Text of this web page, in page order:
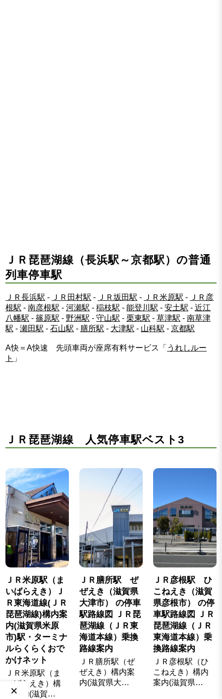
ＪＲ琵琶湖線（長浜駅～京都駅）の普通
列車停車駅
ＪＲ長浜駅 - ＪＲ田村駅 - ＪＲ坂田駅 - ＪＲ米原駅 -
ＪＲ彦
根駅 -南彦根駅 -河瀬駅 -稲枝駅 -能登川駅 -安土駅 -近江
八幡駅 -篠原駅 - 野洲駅 -守山駅 -栗東駅 -草津駅 -南草津
駅 -瀬田駅 -石山駅 - 膳所駅 - 大津駅 - 山科駅 -京都駅
A快＝A快速 先頭車両が座席有料サービス「 うれしルー
ト 」
ＪＲ琵琶湖線 人気停車駅ベスト3
ＪＲ米原駅（ま
いばらえき）Ｊ
Ｒ東海道線(ＪＲ
琵琶湖線)構内案
内(滋賀県米原
市)駅・ターミナ
ルらくらくおで
かけネット
ＪＲ米原駅（ま
いばらえき）構
内案内(滋賀…
ＪＲ膳所駅 ぜ
ぜえき（滋賀県
大津市） の停車
駅路線図 ＪＲ琵
琶湖線（ＪＲ東
海道本線）乗換
路線案内
ＪＲ膳所駅（ぜ
ぜえき）構内案
内(滋賀県大…
ＪＲ彦根駅 ひ
こねえき（滋賀
県彦根市） の停
車駅路線図 ＪＲ
琵琶湖線（ＪＲ
東海道本線）乗
換路線案内
ＪＲ彦根駅（ひ
こねえき）構内
案内(滋賀県…
×